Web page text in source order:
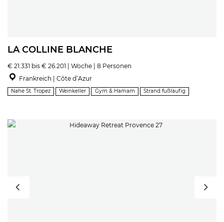
LA COLLINE BLANCHE
€ 21.331 bis € 26.201 | Woche | 8 Personen
Frankreich | Côte d’Azur
Nahe St. Tropez Weinkeller Gym & Hamam Strand fußläufig